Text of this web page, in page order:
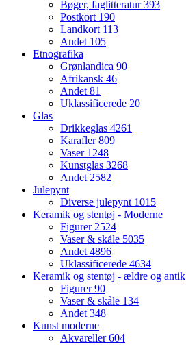
Bøger, faglitteratur393
Postkort 190
Landkort 113
Andet 105
Etnografika
Grønlandica 90
Afrikansk 46
Andet 81
Uklassificerede 20
Glas
Drikkeglas 4261
Karafler809
Vaser 1248
Kunstglas 3268
Andet 2582
Julepynt
Diverse julepynt 1015
Keramik og stentøj - Moderne
Figurer 2524
Vaser & skåle 5035
Andet 4896
Uklassificerede 4634
Keramik og stentøj - ældre og antik
Figurer90
Vaser & skåle 134
Andet 348
Kunst moderne
Akvareller604